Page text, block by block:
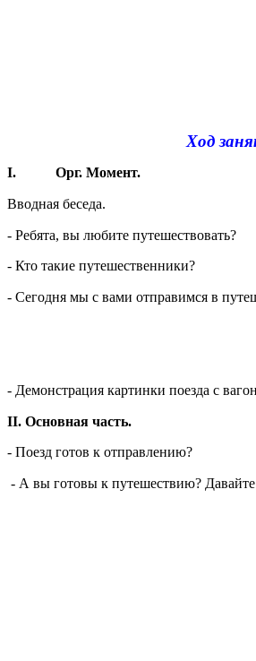
Ход
I. Орг. Момент.
Вводная беседа.
- Ребята, вы любите путешествовать?
- Кто такие путешественники?
- Сегодня мы с вами отправимся в
- Демонстрация картинки поезда с
II. Основная часть.
- Поезд готов к отправлению?
- А вы готовы к путешествию?